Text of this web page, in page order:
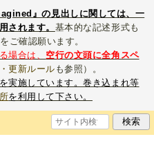
』の見出しに関しては、一
されます。 基本的な記述形式も
をご確認願います。
場合は、 空行の文頭に全角スペ
更新ルール も参照）。
実施しています。巻き込まれ等
を利用して下さい。